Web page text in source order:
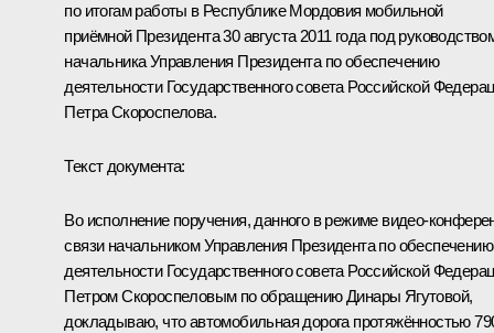
по итогам работы в Республике Мордовия мобильной
приёмной Президента 30 августа 2011 года под
начальника Управления Президента по обеспечению
деятельности Государственного совета Российской
Петра Скороспелова.
Текст документа:
Во исполнение поручения, данного в режиме видео-
связи начальником Управления Президента по обеспечению
деятельности Государственного совета Российской
Петром Скороспеловым по обращению Динары Ягутовой,
докладываю, что автомобильная дорога протяжённостью